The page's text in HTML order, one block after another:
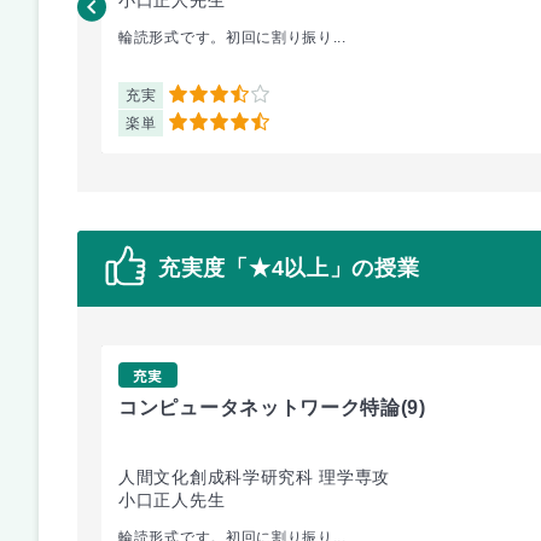
輪読形式です。初回に割り振り...
充実 3.5
楽単 4.5
充実度「★4以上」の授業
充実
コンピュータネットワーク特論(9)
人間文化創成科学研究科 理学専攻
小口正人先生
輪読形式です。初回に割り振り...